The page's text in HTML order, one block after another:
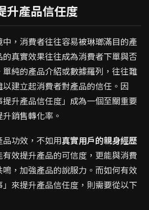
升產品信任度
，消費者往往容易被琳瑯滿目的產
真實效果往往成為消費者下單與否
純的產品介紹或數據羅列，往往難
建立起消費者對產品的信任。因
升產品信任度」成為一個至關重要
銷售轉化率。
功效，不如用真實用戶的親身經歷
效提升產品的可信度，更能與消費
，加強產品的說服力。而如何有效
來提升產品信任度，則需要從以下